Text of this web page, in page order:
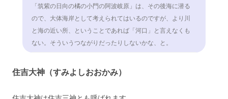
「筑紫の日向の橘の小門の阿波岐原」は、その後海に潜る
ので、大体海岸として考えられてはいるのですが、より川
と海の近い所、ということであれば「河口」と言えなくも
ない。そういうつながりだったりしないかな、と。
住吉大神（すみよしおおかみ）